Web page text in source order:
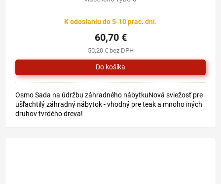
K odoslaniu do 5-10 prac. dní.
50,20 € bez DPH
60,70 €
Osmo Sada na údržbu záhradného nábytkuNová sviežosť pre
ušľachtilý záhradný nábytok - vhodný pre teak a mnoho iných
druhov tvrdého dreva!